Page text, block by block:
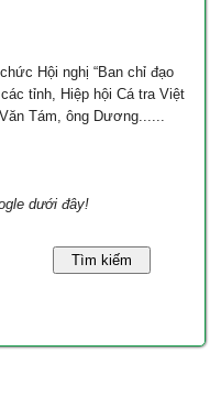
Hội nghị “Ban chỉ đạo
tỉnh, Hiệp hội Cá tra Việt
Tám, ông Dương......
dưới đây!